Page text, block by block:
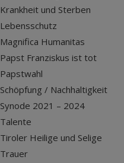
Krankheit und Sterben
Lebensschutz
Magnifica Humanitas
Papst Franziskus ist tot
Papstwahl
Schöpfung / Nachhaltigkeit
Synode 2021 – 2024
Talente
Tiroler Heilige und Selige
Trauer